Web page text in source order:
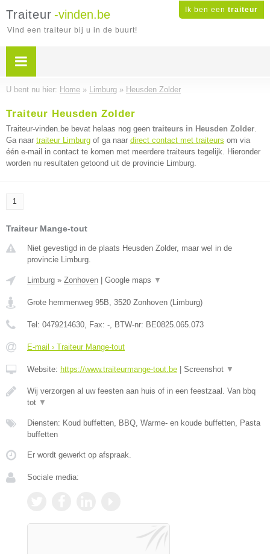
Ik ben een traiteur
Traiteur -vinden.be
Vind een traiteur bij u in de buurt!
U bent nu hier: Home » Limburg » Heusden Zolder
Traiteur Heusden Zolder
Traiteur-vinden.be bevat helaas nog geen traiteurs in Heusden Zolder.
Ga naar traiteur Limburg of ga naar direct contact met traiteurs om via
één e-mail in contact te komen met meerdere traiteurs tegelijk. Hieronder
worden nu resultaten getoond uit de provincie Limburg.
1
Traiteur Mange-tout
Niet gevestigd in de plaats Heusden Zolder, maar wel in de
provincie Limburg.
Limburg » Zonhoven Google maps ▼
Grote hemmenweg 95B, 3520 Zonhoven (Limburg)
Tel: 0479214630, Fax: -, BTW-nr: BE0825.065.073
E-mail › Traiteur Mange-tout
Website: https://www.traiteurmange-tout.be Screenshot ▼
Wij verzorgen al uw feesten aan huis of in een feestzaal. Van bbq
tot ▼
Diensten: Koud buffetten, BBQ, Warme- en koude buffetten, Pasta
buffetten
Er wordt gewerkt op afspraak.
Sociale media: